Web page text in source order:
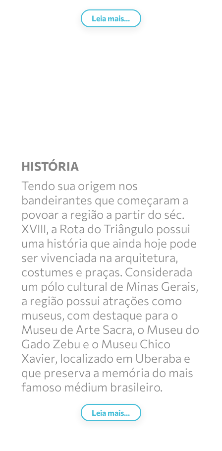
Leia mais...
HISTÓRIA
Tendo sua origem nos
bandeirantes que começaram a
povoar a região a partir do séc.
XVIII, a Rota do Triângulo possui
uma história que ainda hoje pode
ser vivenciada na arquitetura,
costumes e praças. Considerada
um pólo cultural de Minas Gerais,
a região possui atrações como
museus, com destaque para o
Museu de Arte Sacra, o Museu do
Gado Zebu e o Museu Chico
Xavier, localizado em Uberaba e
que preserva a memória do mais
famoso médium brasileiro.
Leia mais...